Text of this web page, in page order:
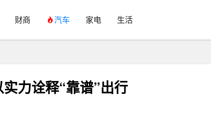
财商 汽车 家电 生活
力诠释“靠谱”出行